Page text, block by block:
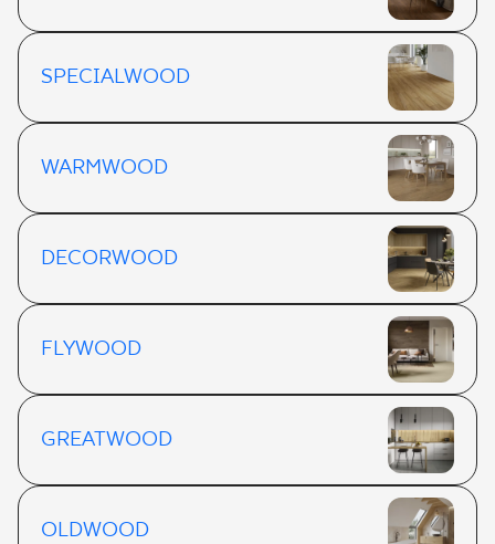
SPECIALWOOD
WARMWOOD
DECORWOOD
FLYWOOD
GREATWOOD
OLDWOOD